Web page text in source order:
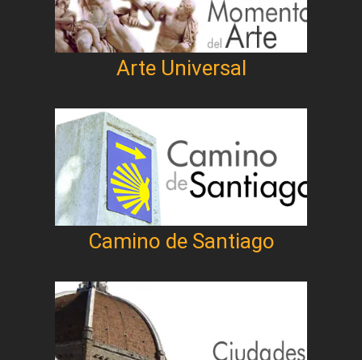
Arte Universal
Camino de Santiago